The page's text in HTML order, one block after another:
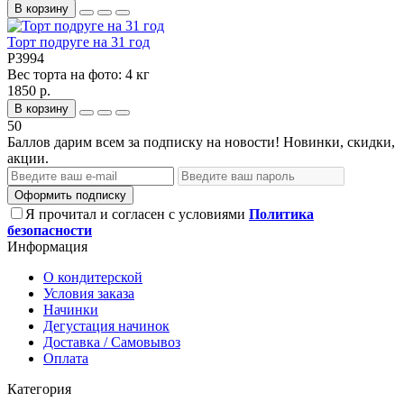
В корзину
Торт подруге на 31 год
P3994
Вес торта на фото: 4 кг
1850 р.
В корзину
50
Баллов дарим всем за подписку на новости! Новинки, скидки,
акции.
Оформить подписку
Я прочитал и согласен с условиями Политика
безопасности
Информация
О кондитерской
Условия заказа
Начинки
Дегустация начинок
Доставка / Самовывоз
Оплата
Категория